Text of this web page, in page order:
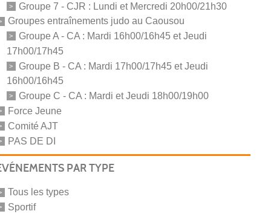
Groupe 7 - CJR : Lundi et Mercredi 20h00/21h30
Groupes entraînements judo au Caousou
Groupe A - CA : Mardi 16h00/16h45 et Jeudi
17h00/17h45
Groupe B - CA : Mardi 17h00/17h45 et Jeudi
16h00/16h45
Groupe C - CA : Mardi et Jeudi 18h00/19h00
Force Jeune
Comité AJT
PAS DE DI
PAR TYPE
Tous les types
Sportif